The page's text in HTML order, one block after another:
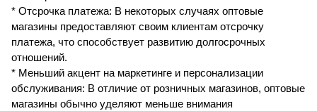
* Отсрочка платежа: В некоторых случаях оптовые
магазины предоставляют своим клиентам отсрочку
платежа, что способствует развитию долгосрочных
отношений.
* Меньший акцент на маркетинге и персонализации
обслуживания: В отличие от розничных магазинов, оптовые
магазины обычно уделяют меньше внимания